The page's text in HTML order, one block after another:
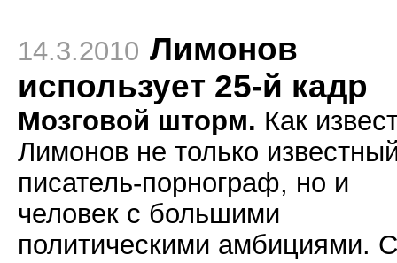
14.3.2010 Лимонов
использует 25-й кадр
Мозговой шторм. Как
Лимонов не только
писатель-порнограф, но и
человек с большими
политическими амбициями. С